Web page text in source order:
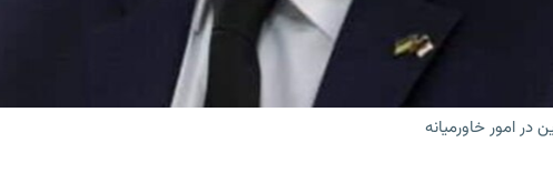
در امور خاورمیانه